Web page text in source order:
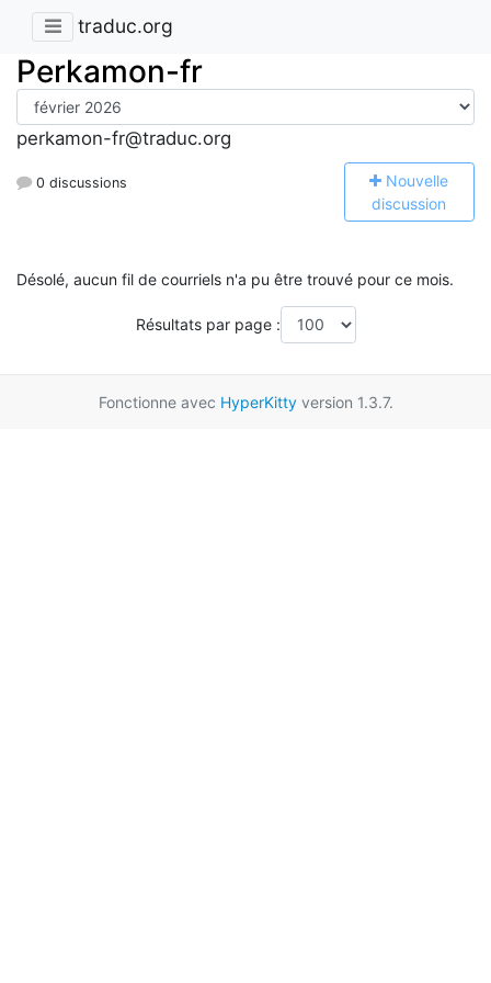
traduc.org
Perkamon-fr
perkamon-fr@traduc.org
0 discussions Nouvelle
discussion
Désolé, aucun fil de courriels n'a pu être trouvé pour ce mois.
Résultats par page :
Fonctionne avec HyperKittyversion 1.3.7.